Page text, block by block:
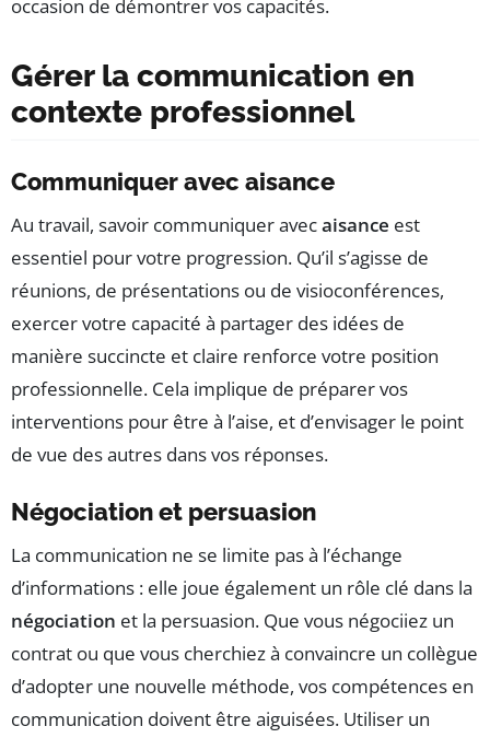
occasion de démontrer vos capacités.
Gérer la communication en
contexte professionnel
Communiquer avec aisance
Au travail, savoir communiquer avecaisance est
essentiel pour votre progression. Qu’il s’agisse de
réunions, de présentations ou de visioconférences,
exercer votre capacité à partager des idées de
manière succincte et claire renforce votre position
professionnelle. Cela implique de préparer vos
interventions pour être à l’aise, et d’envisager le point
de vue des autres dans vos réponses.
Négociation et persuasion
La communication ne se limite pas à l’échange
d’informations : elle joue également un rôle clé dans la
négociation et la persuasion. Que vous négociiez un
contrat ou que vous cherchiez à convaincre un collègue
d’adopter une nouvelle méthode, vos compétences en
communication doivent être aiguisées. Utiliser un